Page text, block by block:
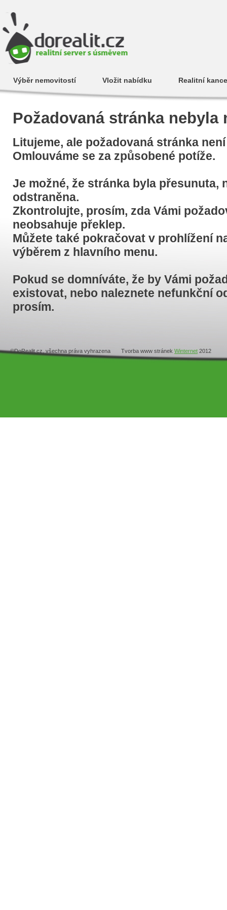
Výběr nemovitostí Vložit nabídku Realitní
Požadovaná stránka nebyla
Litujeme, ale požadovaná stránka
Omlouváme se za způsobené potíže.
Je možné, že stránka byla přesunuta,
odstraněna.
Zkontrolujte, prosím, zda Vámi
neobsahuje překlep.
Můžete také pokračovat v prohlížení
výběrem z hlavního menu.
Pokud se domníváte, že by Vámi
existovat, nebo naleznete nefunkční
prosím.
©DoRealit.cz, všechna práva vyhrazena Tvorba www stránek Winternet 2012